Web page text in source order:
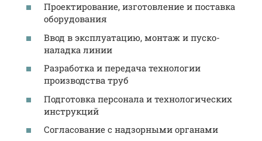
Проектирование, изготовление и поставка
оборудования
Ввод в эксплуатацию, монтаж и пуско-
наладка линии
Разработка и передача технологии
производства труб
Подготовка персонала и технологических
инструкций
Согласование с надзорными органами